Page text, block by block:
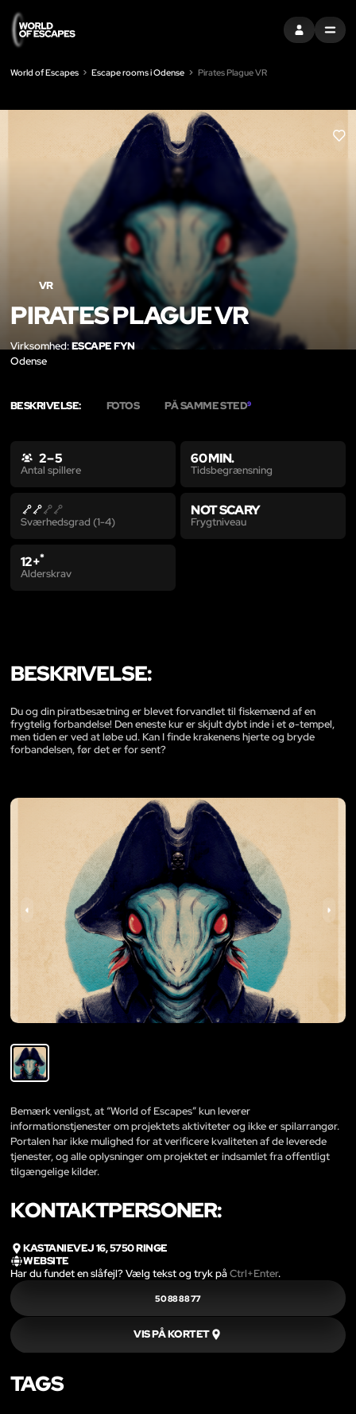
LOG INDMENU
World of Escapes Escape rooms i Odense Pirates Plague VR
LIKE
VR
PIRATES PLAGUE VR
Virksomhed:ESCAPE FYN
Odense
BESKRIVELSE: FOTOS PÅ SAMME STED9
2 – 5
Antal spillere
60 MIN.
Tidsbegrænsning
Sværhedsgrad (1-4)
NOT SCARY
Frygtniveau
12+*
Alderskrav
BESKRIVELSE:
Du og din piratbesætning er blevet forvandlet til fiskemænd af en
frygtelig forbandelse! Den eneste kur er skjult dybt inde i et ø-tempel,
men tiden er ved at løbe ud. Kan I finde krakenens hjerte og bryde
forbandelsen, før det er for sent?
Bemærk venligst, at “World of Escapes” kun leverer
informationstjenester om projektets aktiviteter og ikke er spilarrangør.
Portalen har ikke mulighed for at verificere kvaliteten af de leverede
tjenester, og alle oplysninger om projektet er indsamlet fra offentligt
tilgængelige kilder.
KONTAKTPERSONER:
KASTANIEVEJ 16, 5750 RINGE
WEBSITE
Har du fundet en slåfejl? Vælg tekst og tryk påCtrl+Enter.
50 88 88 77
VIS PÅ KORTET
TAGS